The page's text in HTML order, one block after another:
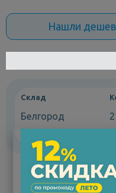
Нашли
Склад
Белгород
2